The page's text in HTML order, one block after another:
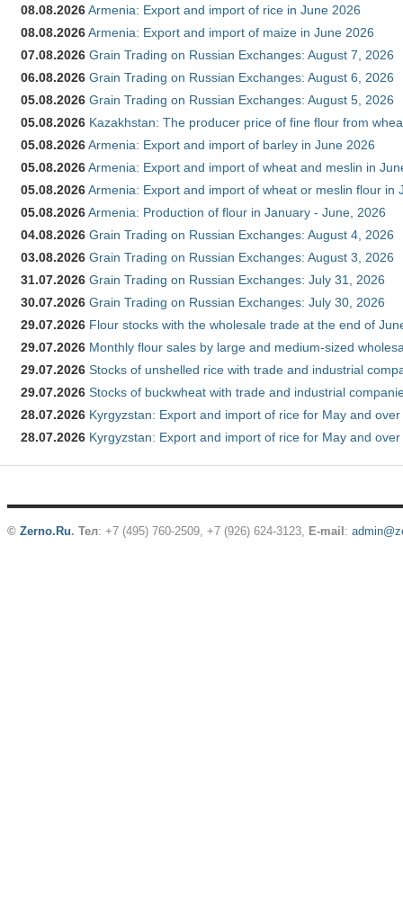
08.08.2026Armenia: Export and import of rice in June 2026
08.08.2026Armenia: Export and import of maize in June 2026
07.08.2026 Grain Trading on Russian Exchanges: August 7, 2026
06.08.2026 Grain Trading on Russian Exchanges: August 6, 2026
05.08.2026 Grain Trading on Russian Exchanges: August 5, 2026
05.08.2026 Kazakhstan: The producer price of fine flour from
05.08.2026Armenia: Export and import of barley in June 2026
05.08.2026Armenia: Export and import of wheat and meslin in
05.08.2026Armenia: Export and import of wheat or meslin flour in
05.08.2026Armenia: Production of flour in January - June, 2026
04.08.2026 Grain Trading on Russian Exchanges: August 4, 2026
03.08.2026 Grain Trading on Russian Exchanges: August 3, 2026
31.07.2026 Grain Trading on Russian Exchanges: July 31, 2026
30.07.2026 Grain Trading on Russian Exchanges: July 30, 2026
29.07.2026 Flour stocks with the wholesale trade at the end of
29.07.2026 Monthly flour sales by large and medium-sized
29.07.2026 Stocks of unshelled rice with trade and industrial
29.07.2026 Stocks of buckwheat with trade and industrial
28.07.2026 Kyrgyzstan: Export and import of rice for May and
28.07.2026 Kyrgyzstan: Export and import of rice for May and
© Zerno.Ru. Тел: +7 (495) 760-2509, +7 (926) 624-3123, E-mail :